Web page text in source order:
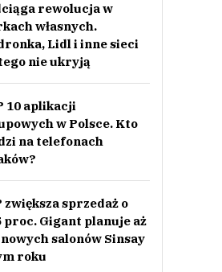
rewolucja w
własnych.
Lidl i inne sieci
nie ukryją
10 aplikacji
w Polsce. Kto
na telefonach
zwiększa sprzedaż o
proc. Gigant planuje aż
salonów Sinsay
roku